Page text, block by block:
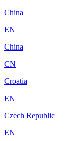
China
EN
China
CN
Croatia
EN
Czech Republic
EN